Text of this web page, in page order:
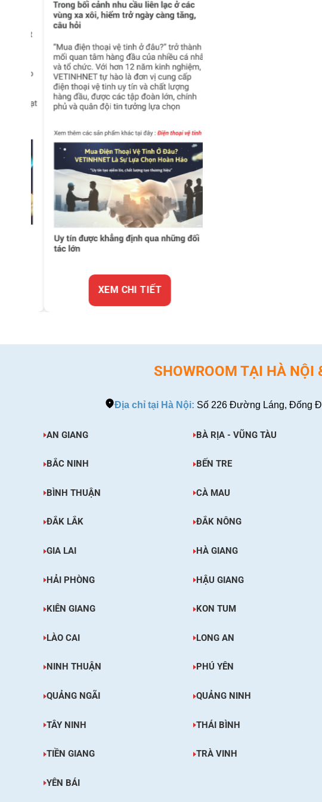
XEM CHI TIẾT
SHOWROOM TẠI HÀ
Địa chỉ tại Hà Nội: Số 226 Đường Láng, Đống
AN GIANG BÀ RỊA - VŨNG TÀU
BẮC NINH BẾN TRE
BÌNH THUẬN CÀ MAU
ĐẮK LẮK ĐẮK NÔNG
GIA LAI HÀ GIANG
HẢI PHÒNG HẬU GIANG
KIÊN GIANG KON TUM
LÀO CAI LONG AN
NINH THUẬN PHÚ YÊN
QUẢNG NGÃI QUẢNG NINH
TÂY NINH THÁI BÌNH
TIỀN GIANG TRÀ VINH
YÊN BÁI